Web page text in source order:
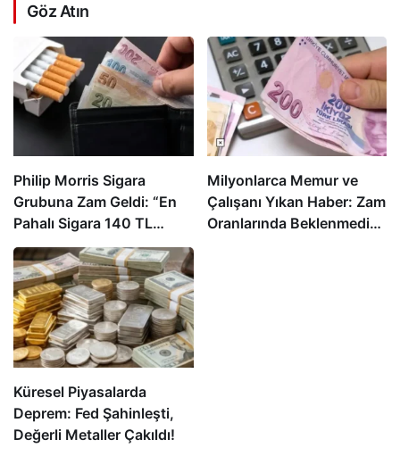
Göz Atın
Philip Morris Sigara
Grubuna Zam Geldi: “En
Pahalı Sigara 140 TL
Oldu”
Milyonlarca Memur ve
Çalışanı Yıkan Haber: Zam
Oranlarında Beklenmedik
Küresel Piyasalarda
Deprem: Fed Şahinleşti,
Değerli Metaller Çakıldı!